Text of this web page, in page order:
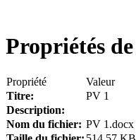
Propriétés de
Propriété
Valeur
Titre:
PV 1
Description:
Nom du fichier: PV 1.docx